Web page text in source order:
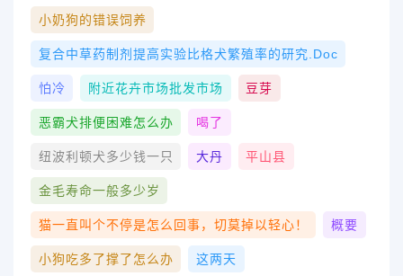
小奶狗的错误饲养
复合中草药制剂提高实验比格犬繁殖率的研究.doc
怕冷 附近花卉市场批发市场 豆芽
恶霸犬排便困难怎么办 喝了
纽波利顿犬多少钱一只 大丹 平山县
金毛寿命一般多少岁
猫一直叫个不停是怎么回事，切莫掉以轻心！ 概要
小狗吃多了撑了怎么办 这两天